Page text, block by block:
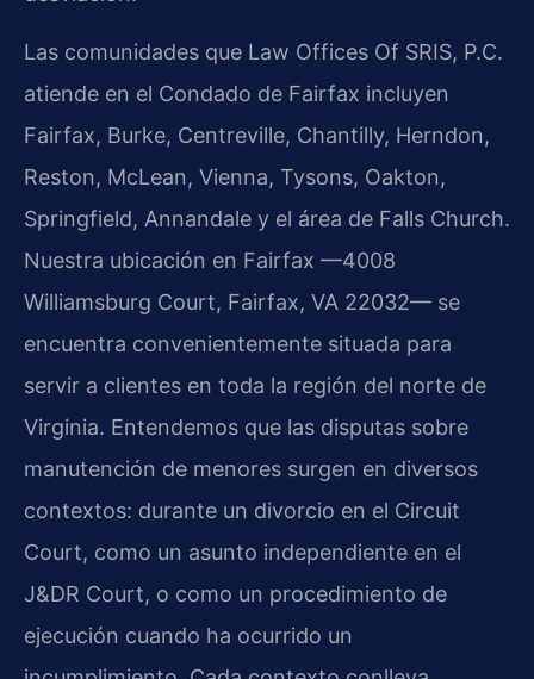
Las comunidades que Law Offices Of SRIS, P.C.
atiende en el Condado de Fairfax incluyen
Fairfax, Burke, Centreville, Chantilly, Herndon,
Reston, McLean, Vienna, Tysons, Oakton,
Springfield, Annandale y el área de Falls Church.
Nuestra ubicación en Fairfax —4008
Williamsburg Court, Fairfax, VA 22032— se
encuentra convenientemente situada para
servir a clientes en toda la región del norte de
Virginia. Entendemos que las disputas sobre
manutención de menores surgen en diversos
contextos: durante un divorcio en el Circuit
Court, como un asunto independiente en el
J&DR Court, o como un procedimiento de
ejecución cuando ha ocurrido un